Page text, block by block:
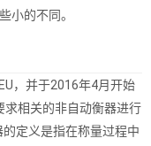
小的不同。
，并于2016年4月开始
相关的非自动衡器进行
定义是指在称量过程中